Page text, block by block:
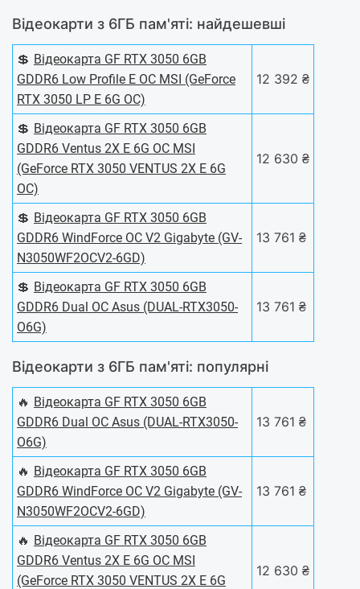
Відеокарти з 6ГБ пам'яті: найдешевші
💲 Відеокарта GF RTX 3050 6GB
GDDR6 Low Profile E OC MSI (GeForce
RTX 3050 LP E 6G OC)
12 392 ₴
💲 Відеокарта GF RTX 3050 6GB
GDDR6 Ventus 2X E 6G OC MSI
(GeForce RTX 3050 VENTUS 2X E 6G
OC)
12 630 ₴
💲 Відеокарта GF RTX 3050 6GB
GDDR6 WindForce OC V2 Gigabyte (GV-
N3050WF2OCV2-6GD)
13 761 ₴
💲 Відеокарта GF RTX 3050 6GB
GDDR6 Dual OC Asus (DUAL-RTX3050-
O6G)
13 761 ₴
Відеокарти з 6ГБ пам'яті: популярні
🔥 Відеокарта GF RTX 3050 6GB
GDDR6 Dual OC Asus (DUAL-RTX3050-
O6G)
13 761 ₴
🔥 Відеокарта GF RTX 3050 6GB
GDDR6 WindForce OC V2 Gigabyte (GV-
N3050WF2OCV2-6GD)
13 761 ₴
🔥 Відеокарта GF RTX 3050 6GB
GDDR6 Ventus 2X E 6G OC MSI
(GeForce RTX 3050 VENTUS 2X E 6G
12 630 ₴